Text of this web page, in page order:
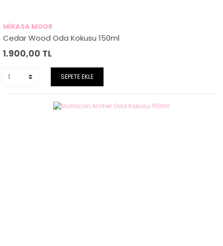
MİKASA MOOR
Cedar Wood Oda Kokusu 150ml
1.900,00 TL
SEPETE EKLE